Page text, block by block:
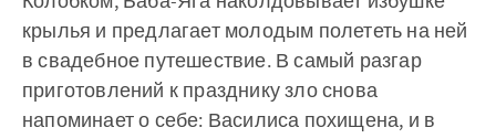
крылья и предлагает молодым полететь на ней
в свадебное путешествие. В самый разгар
приготовлений к празднику зло снова
напоминает о себе: Василиса похищена, и в